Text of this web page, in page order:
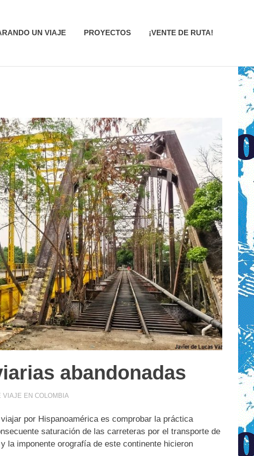
UN VIAJE PROYECTOS ¡VENTE DE RUTA!
abandonadas
VIAJE EN COLOMBIA
por Hispanoamérica es comprobar la práctica
saturación de las carreteras por el transporte de
la imponente orografía de este continente hicieron